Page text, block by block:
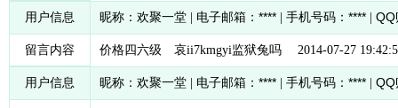
用户信息 昵称： 欢聚一堂 | 电子邮箱： **** | 手机号码： **** QQ
留言内容 价格四六级 哀ii7kmgyi监狱兔吗 2014-07-27
用户信息 昵称： 欢聚一堂 | 电子邮箱： **** | 手机号码： **** QQ